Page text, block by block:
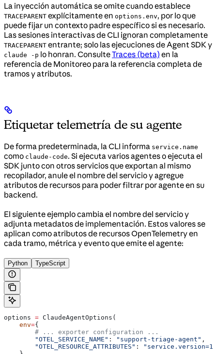
La inyección automática se omite cuando establece
TRACEPARENT explícitamente en options.env, por lo que
puede fijar un contexto padre específico si es necesario.
Las sesiones interactivas de CLI ignoran completamente
TRACEPARENT entrante; solo las ejecuciones de Agent SDK y
claude -p lo honran. ConsulteTraces (beta) en la
referencia de Monitoreo para la referencia completa de
tramos y atributos.
Etiquetar telemetría de su agente
De forma predeterminada, la CLI informa service.name
como claude-code. Si ejecuta varios agentes o ejecuta el
SDK junto con otros servicios que exportan al mismo
recopilador, anule el nombre del servicio y agregue
atributos de recursos para poder filtrar por agente en su
backend.
El siguiente ejemplo cambia el nombre del servicio y
adjunta metadatos de implementación. Estos valores se
aplican como atributos de recursos OpenTelemetry en
cada tramo, métrica y evento que emite el agente:
Python TypeScript
options = ClaudeAgentOptions(
    env
={
        # ... exporter configuration ...
        "OTEL_SERVICE_NAME"
: "support-triage-agent" ,
        "OTEL_RESOURCE_ATTRIBUTES"
: